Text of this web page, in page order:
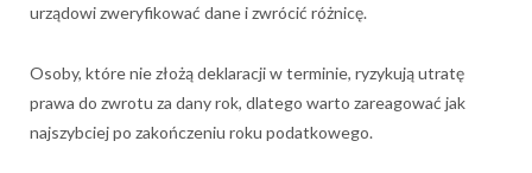
urządowi zweryfikować dane i zwrócić różnicę.
Osoby, które nie złożą deklaracji w terminie, ryzykują utratę
prawa do zwrotu za dany rok, dlatego warto zareagować jak
najszybciej po zakończeniu roku podatkowego.